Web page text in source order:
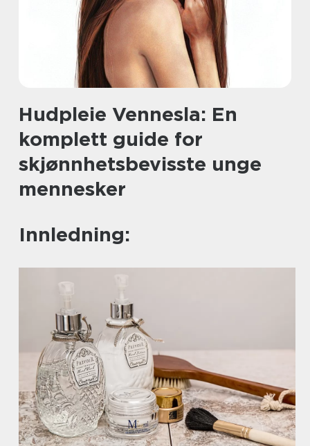
Hudpleie Vennesla: En
komplett guide for
skjønnhetsbevisste unge
mennesker
Innledning: